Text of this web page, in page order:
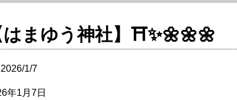
はまゆう神社】⛩️✨🌼🌼🌼
2026/1/7
年1月7日